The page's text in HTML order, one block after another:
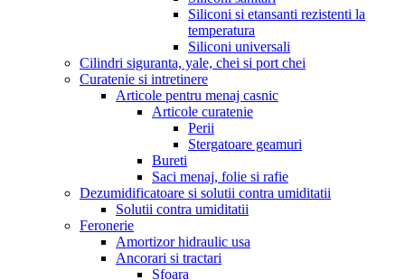
Siliconi si etansanti rezistenti la
temperatura
Siliconi universali
Cilindri siguranta, yale, chei si port chei
Curatenie si intretinere
Articole pentru menaj casnic
Articole curatenie
Perii
Stergatoare geamuri
Bureti
Saci menaj, folie si rafie
Dezumidificatoare si solutii contra umiditatii
Solutii contra umiditatii
Feronerie
Amortizor hidraulic usa
Ancorari si tractari
Sfoara